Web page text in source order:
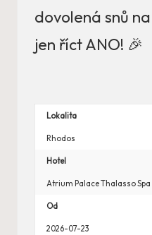
dovolená snů
jen říct ANO! 🎉
Lokalita
Rhodos
Hotel
Atrium Palace Thalasso
Od
2026-07-23